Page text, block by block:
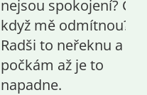
nejsou spokojení? Co
když mě odmítnou?
Radši to neřeknu a
počkám až je to
napadne.